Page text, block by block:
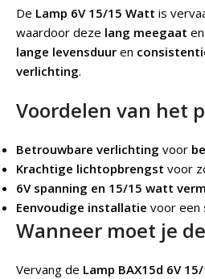
De Lamp 6V 15/15 Watt is
waardoor deze lang meegaat
lange levensduur en
verlichting.
Voordelen van het
Betrouwbare verlichting voor
Krachtige lichtopbrengst voor
6V spanning en 15/15 watt
Eenvoudige installatie voor een
Wanneer moet je
Vervang de Lamp BAX15d 6V